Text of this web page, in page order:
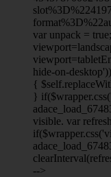
var unpack =
viewport
viewport
hide-on-
{
}
visible. var
-->